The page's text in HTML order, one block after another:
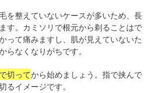
を整えていないケースが多いため、長
す。カミソリで根元から剃ることはで
って痛みますし、肌が見えていないた
らなくなりがちです。
切ってから始めましょう。指で挟んで
るイメージです。